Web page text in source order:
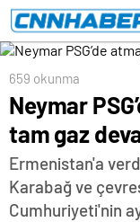
659 okunma
Neymar
tam gaz
Ermenistan'a
Karabağ ve
Cumhuriyeti'nin